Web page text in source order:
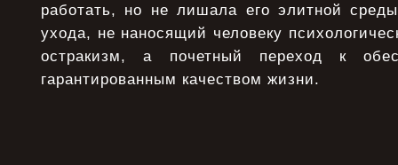
работать, но не лишала его элитной
ухода, не наносящий человеку
остракизм, а почетный переход к
гарантированным качеством жизни.